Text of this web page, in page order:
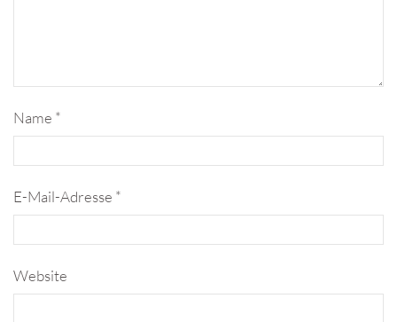
Name *
E-Mail-Adresse *
Website